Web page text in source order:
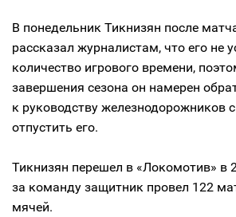
В понедельник Тикнизян после
рассказал журналистам, что его не
количество игрового времени,
завершения сезона он намерен
к руководству железнодорожников
отпустить его.
Тикнизян перешел в «Локомотив» в
за команду защитник провел 122
мячей.